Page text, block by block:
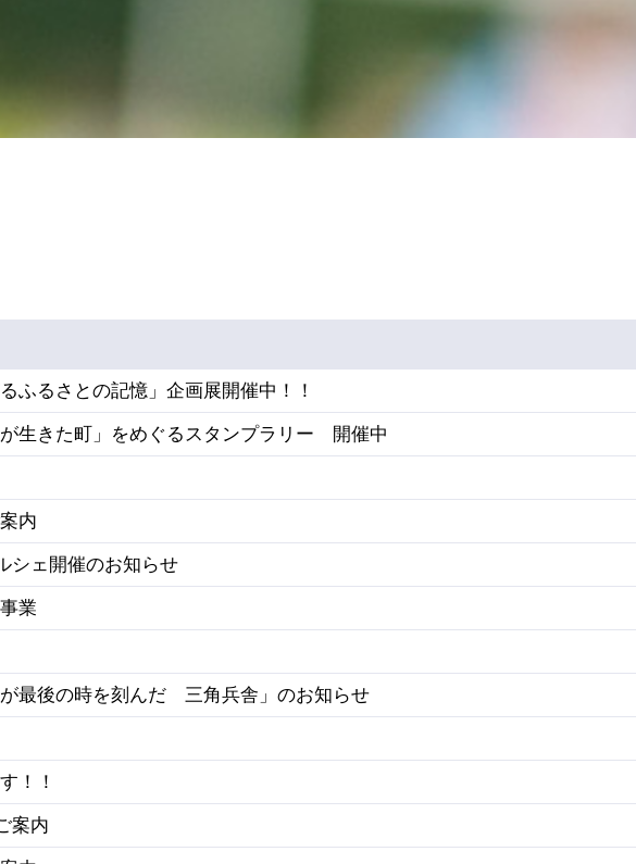
ふるさとの記憶」企画展開催中！！
生きた町」をめぐるスタンプラリー 開催中
内
シェ開催のお知らせ
業
最後の時を刻んだ 三角兵舎」のお知らせ
！！
案内